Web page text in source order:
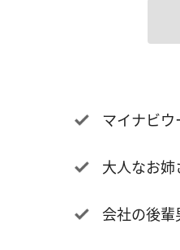
マイナビ
大人なお
会社の後